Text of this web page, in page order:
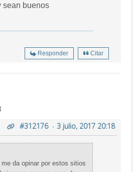
sean buenos
Responder Citar
#312176- 3 julio, 2017 20:18
da opinar por estos sitios